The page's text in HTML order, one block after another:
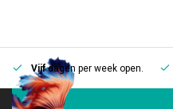
Vijfdagen per week open.